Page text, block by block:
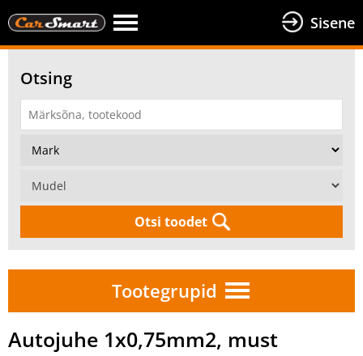
Sisene
Otsing
Otsi toodet
Tootegrupid
Autojuhe 1x0,75mm2, must